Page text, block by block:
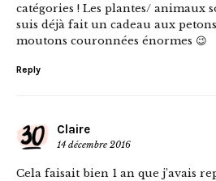
catégories ! Les plantes/ animaux
suis déjà fait un cadeau aux
moutons couronnées énormes 😉
Reply
Claire
14 décembre 2016
Cela faisait bien 1 an que j’avais